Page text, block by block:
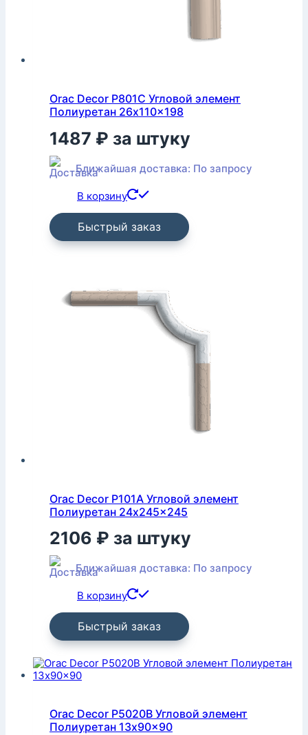
Orac Decor P801C Угловой элемент
Полиуретан 26x110x198
1487 ₽ за штуку
Ближайшая доставка: По запросу
В корзину
Быстрый заказ
Orac Decor P101A Угловой элемент
Полиуретан 24x245x245
2106 ₽ за штуку
Ближайшая доставка: По запросу
В корзину
Быстрый заказ
Orac Decor P5020B Угловой элемент
Полиуретан 13x90x90